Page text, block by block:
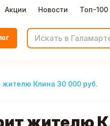
Акции Новости Топ-100
Клина 30 000 руб.